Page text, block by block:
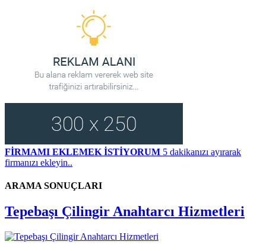
FİRMAMI EKLEMEK İSTİYORUM 5 dakikanızı ayırarak
firmanızı ekleyin..
ARAMA SONUÇLARI
Tepebaşı Çilingir Anahtarcı Hizmetleri